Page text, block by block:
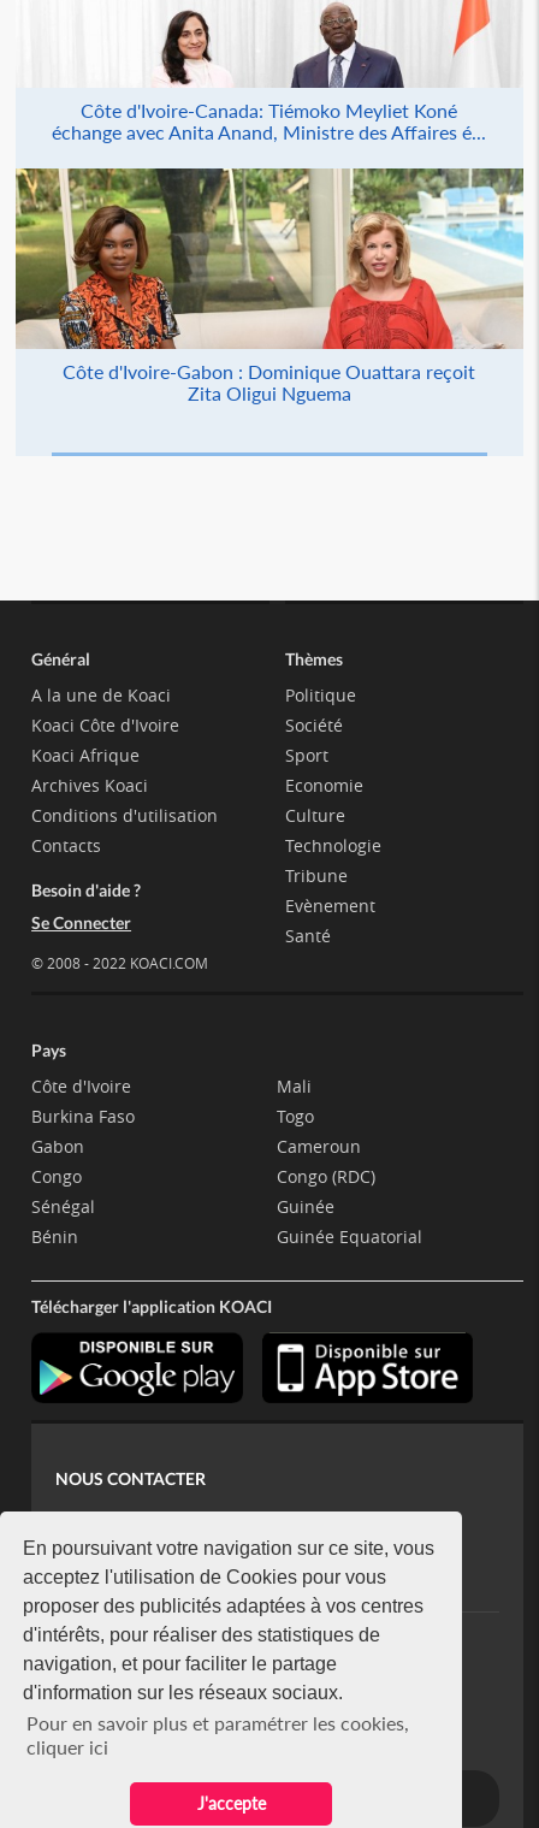
En poursuivant votre navigation sur ce site, vous
acceptez l'utilisation de Cookies pour vous
proposer des publicités adaptées à vos centres
d'intérêts, pour réaliser des statistiques de
navigation, et pour faciliter le partage
d'information sur les réseaux sociaux.
Pour en savoir plus et paramétrer les cookies,
cliquer ici
J'accepte
Côte d'Ivoire-Canada: Tiémoko Meyliet Koné
échange avec Anita Anand, Ministre des Affaires é...
Côte d'Ivoire-Gabon : Dominique Ouattara reçoit
Zita Oligui Nguema
Général
A la une de Koaci
Koaci Côte d'Ivoire
Koaci Afrique
Archives Koaci
Conditions d'utilisation
Contacts
Besoin d'aide ?
Se Connecter
© 2008 - 2022 KOACI.COM
Thèmes
Politique
Société
Sport
Economie
Culture
Technologie
Tribune
Evènement
Santé
Pays
Côte d'Ivoire
Burkina Faso
Gabon
Congo
Sénégal
Bénin
Mali
Togo
Cameroun
Congo (RDC)
Guinée
Guinée Equatorial
Télécharger l'application KOACI
NOUS CONTACTER
koaci@yahoo.fr
+225 07 08 85 52 93
NEWSLETTER
Restez connecté via notre newsletter
S'abonner
Se désabonner